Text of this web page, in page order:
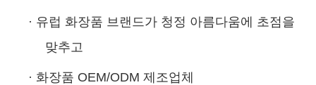
· 유럽 화장품 브랜드가 청정 아름다움에 초점을
맞추고
· 화장품 OEM/ODM 제조업체